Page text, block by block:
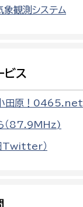
象観測システム
ビス
小田原！0465.net
（87.9MHz)
Twitter）